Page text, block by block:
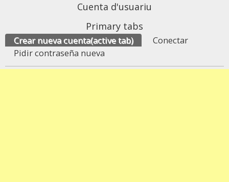
Cuenta d'usuariu
Primary tabs
Crear nueva cuenta(active tab)
Conectar
Pidir contraseña nueva